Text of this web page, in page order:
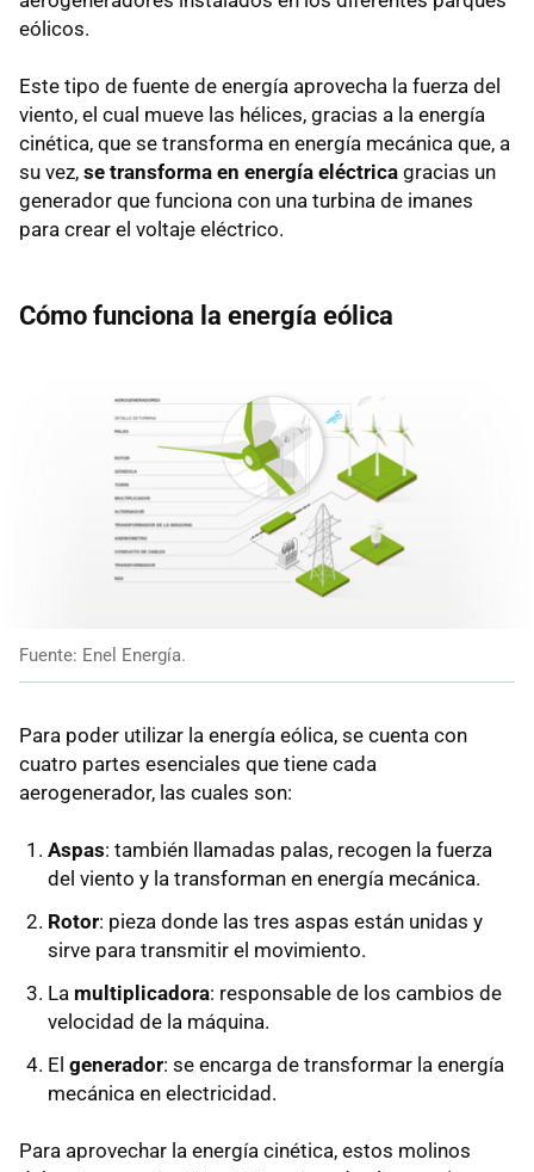
eólicos.
Este tipo de fuente de energía aprovecha la fuerza del
viento, el cual mueve las hélices, gracias a la energía
cinética, que se transforma en energía mecánica que, a
su vez, se transforma en energía eléctrica gracias un
generador que funciona con una turbina de imanes
para crear el voltaje eléctrico.
Cómo funciona la energía eólica
Fuente: Enel Energía.
Para poder utilizar la energía eólica, se cuenta con
cuatro partes esenciales que tiene cada
aerogenerador, las cuales son:
Aspas: también llamadas palas, recogen la fuerza
del viento y la transforman en energía mecánica.
Rotor: pieza donde las tres aspas están unidas y
sirve para transmitir el movimiento.
La multiplicadora: responsable de los cambios de
velocidad de la máquina.
El generador: se encarga de transformar la energía
mecánica en electricidad.
Para aprovechar la energía cinética, estos molinos